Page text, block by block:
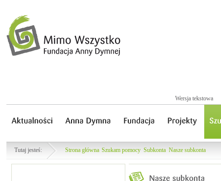
Wersja tekstowa
Tutaj jesteś: Strona główna Szukam pomocy Subkonta Nasze subkonta